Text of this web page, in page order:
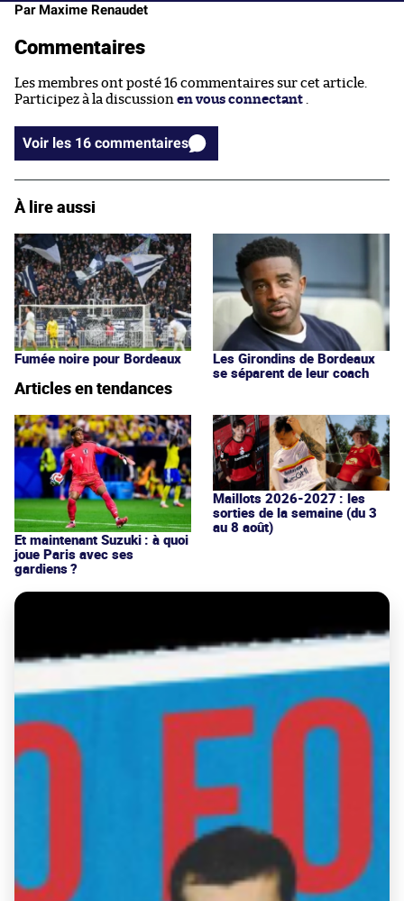
Par Maxime Renaudet
Commentaires
Les membres ont posté 16 commentaires sur cet article.
Participez à la discussion en vous connectant
Voir les 16 commentaires
À lire aussi
Fumée noire pour Bordeaux
Les Girondins de Bordeaux
se séparent de leur coach
Articles en tendances
Et maintenant Suzuki : à quoi
joue Paris avec ses
gardiens ?
Maillots 2026-2027 : les
sorties de la semaine (du 3
au 8 août)